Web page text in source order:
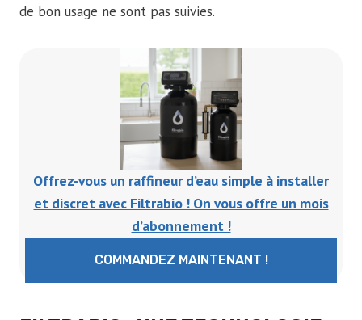
de bon usage ne sont pas suivies.
Offrez-vous un raffineur d’eau simple à installer
et discret avec Filtrabio ! On vous offre un mois
d’abonnement !
COMMANDEZ MAINTENANT !